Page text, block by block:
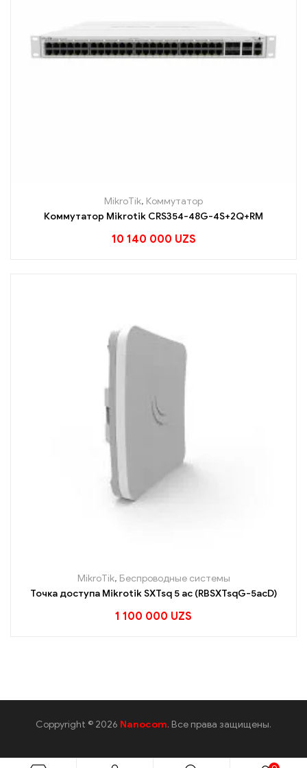
MikroTik, Коммутатор
Коммутатор Mikrotik CRS354-48G-4S+2Q+RM
10 140 000 UZS
MikroTik, Беспроводные системы
Точка доступа Mikrotik SXTsq 5 ac (RBSXTsqG-5acD)
1 100 000 UZS
Coppyright © 2026 Nanocom. Все права защищены.